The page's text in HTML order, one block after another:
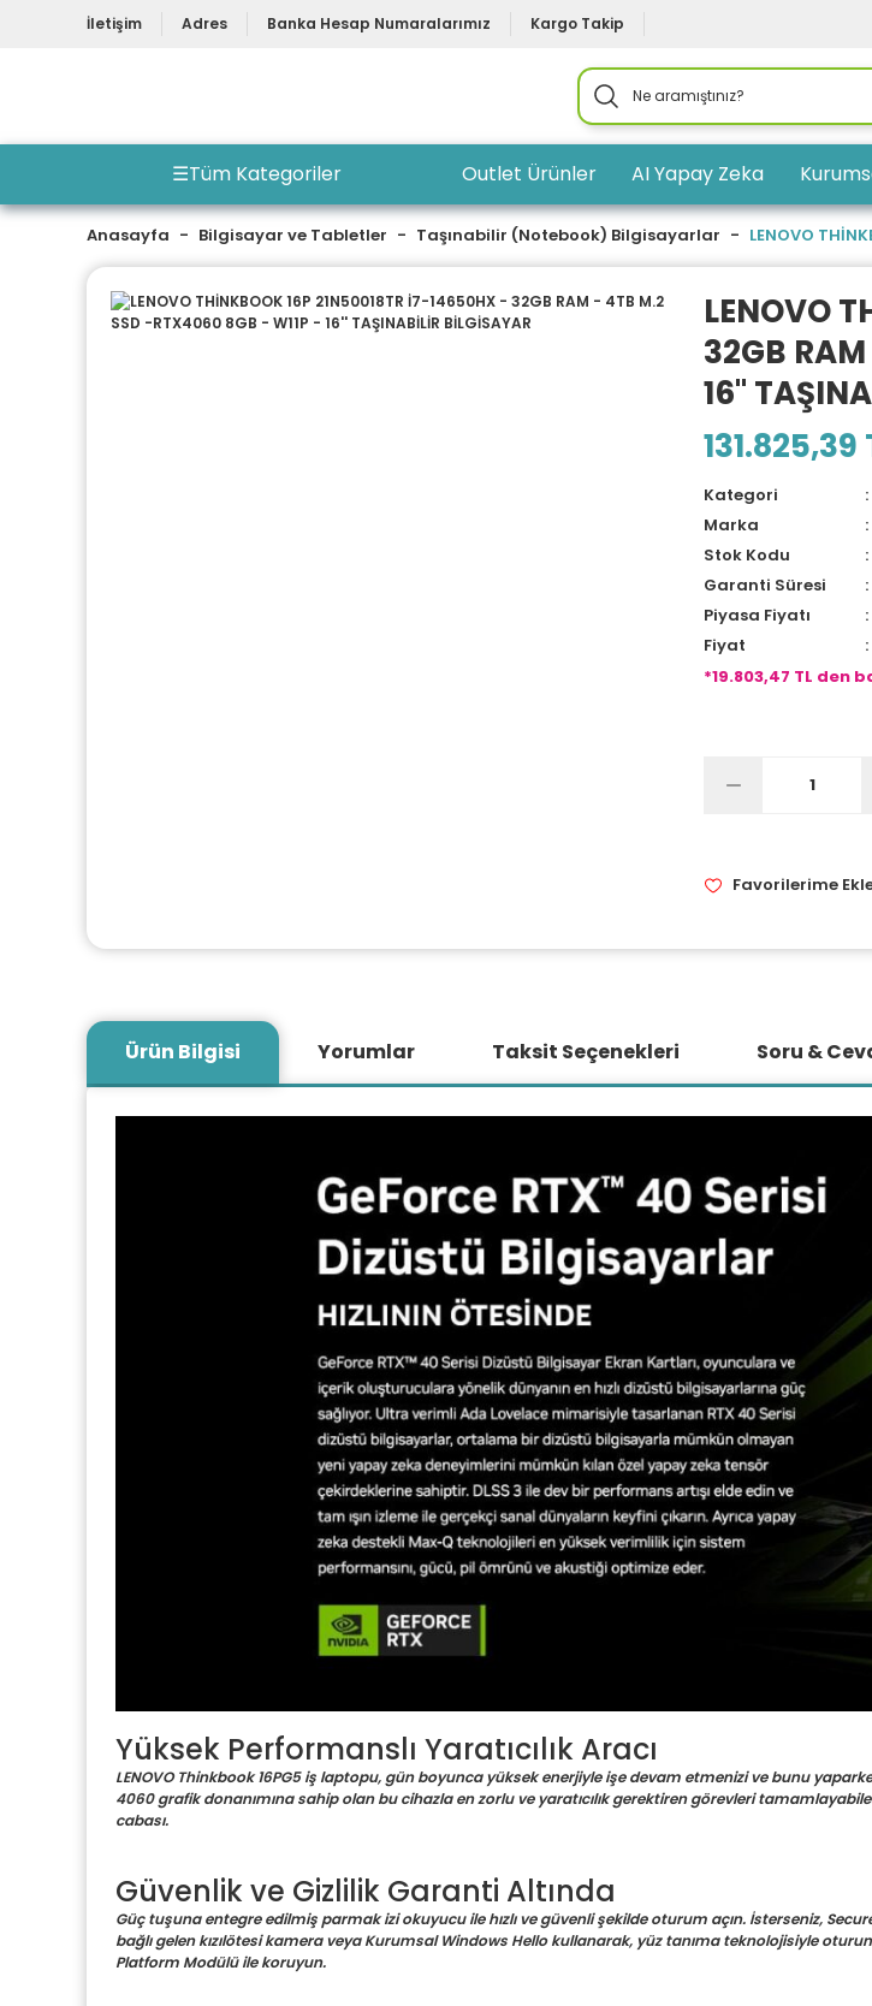
İletişim Adres Banka Hesap Numaralarımız Kargo Takip
☰Tüm Kategoriler Outlet Ürünler AI Yapay Zeka
Anasayfa Bilgisayar ve Tabletler Taşınabilir (Notebook) Bilgisayarlar LENOVO
LENOVO
32GB
16''
131.825,39
Kategori
Marka
Stok Kodu
Garanti Süresi
Piyasa Fiyatı
Fiyat
*19.803,47 TL den
Ürün Bilgisi Yorumlar Taksit Seçenekleri Soru &
Yüksek Performanslı Yaratıcılık Aracı
LENOVO Thinkbook 16PG5 iş laptopu, gün boyunca yüksek enerjiyle işe devam etmenizi ve bunu
4060 grafik donanımına sahip olan bu cihazla en zorlu ve yaratıcılık gerektiren görevleri
cabası.
Güvenlik ve Gizlilik Garanti Altında
Güç tuşuna entegre edilmiş parmak izi okuyucu ile hızlı ve güvenli şekilde oturum açın. İsterseniz,
bağlı gelen kızılötesi kamera veya Kurumsal Windows Hello kullanarak, yüz tanıma teknolojisiyle
Platform Modülü ile koruyun.